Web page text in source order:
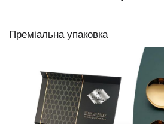
Преміальна упаковка